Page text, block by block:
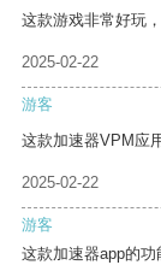
这款游戏非常好玩
2025-02-22
游客
这款加速器VPM应
2025-02-22
游客
这款加速器app的